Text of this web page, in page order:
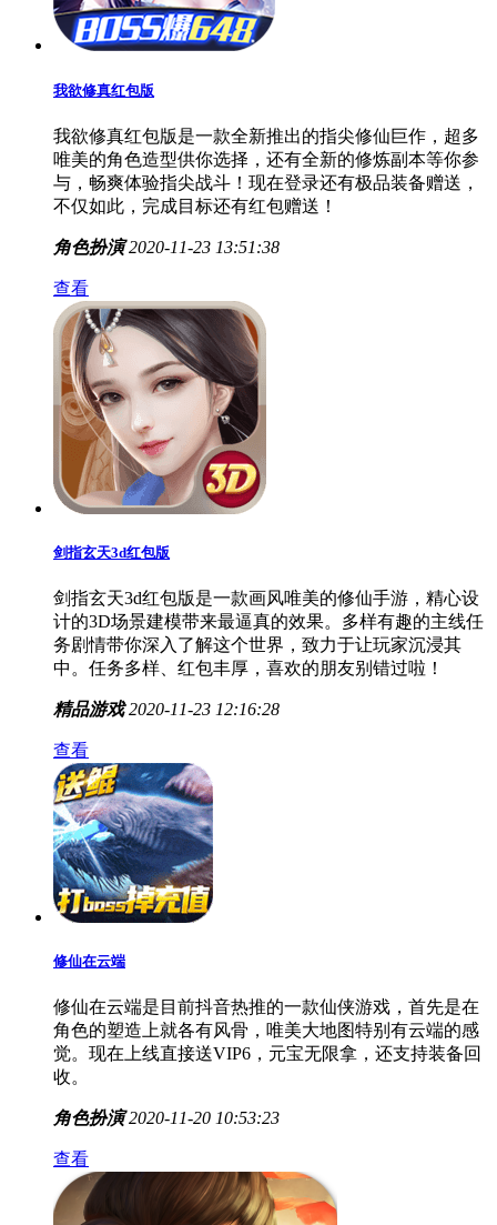
我欲修真红包版
我欲修真红包版是一款全新推出的指尖修仙巨作，超多
唯美的角色造型供你选择，还有全新的修炼副本等你参
与，畅爽体验指尖战斗！现在登录还有极品装备赠送，
不仅如此，完成目标还有红包赠送！
角色扮演 2020-11-23 13:51:38
查看
剑指玄天3d红包版
剑指玄天3d红包版是一款画风唯美的修仙手游，精心设
计的3D场景建模带来最逼真的效果。多样有趣的主线任
务剧情带你深入了解这个世界，致力于让玩家沉浸其
中。任务多样、红包丰厚，喜欢的朋友别错过啦！
精品游戏 2020-11-23 12:16:28
查看
修仙在云端
修仙在云端是目前抖音热推的一款仙侠游戏，首先是在
角色的塑造上就各有风骨，唯美大地图特别有云端的感
觉。现在上线直接送VIP6，元宝无限拿，还支持装备回
收。
角色扮演 2020-11-20 10:53:23
查看